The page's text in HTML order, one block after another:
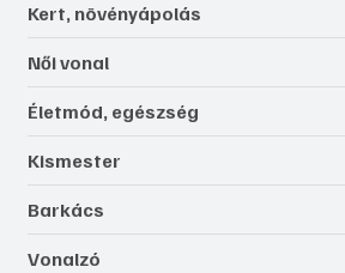
Kert, növényápolás
Női vonal
Életmód, egészség
Kismester
Barkács
Vonalzó